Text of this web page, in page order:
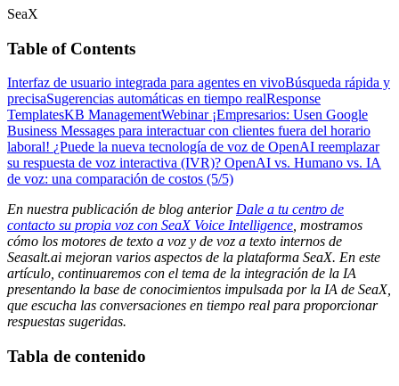
SeaX
Table of Contents
Interfaz de usuario integrada para agentes en vivoBúsqueda rápida y
precisaSugerencias automáticas en tiempo realResponse
TemplatesKB ManagementWebinar¡Empresarios: Usen Google
Business Messages para interactuar con clientes fuera del horario
laboral! ¿Puede la nueva tecnología de voz de OpenAI reemplazar
su respuesta de voz interactiva (IVR)? OpenAI vs. Humano vs. IA
de voz: una comparación de costos (5/5)
En nuestra publicación de blog anterior Dale a tu centro de
contacto su propia voz con SeaX Voice Intelligence , mostramos
cómo los motores de texto a voz y de voz a texto internos de
Seasalt.ai mejoran varios aspectos de la plataforma SeaX. En este
artículo, continuaremos con el tema de la integración de la IA
presentando la base de conocimientos impulsada por la IA de SeaX,
que escucha las conversaciones en tiempo real para proporcionar
respuestas sugeridas.
Tabla de contenido